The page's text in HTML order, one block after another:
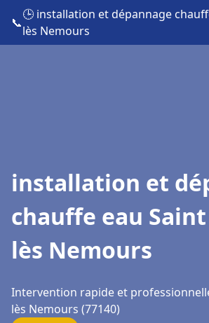
📞
🕒 installation et dépannage
lès Nemours
installation et
chauffe eau
lès Nemours
Intervention rapide et
lès Nemours (77140)